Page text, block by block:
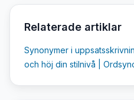
Relaterade artiklar
Synonymer i
och höj din stilnivå |